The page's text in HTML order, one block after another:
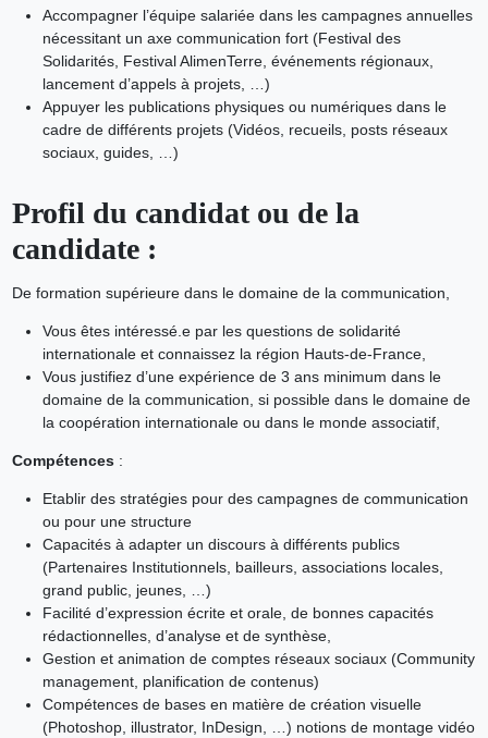
Accompagner l’équipe salariée dans les campagnes annuelles
nécessitant un axe communication fort (Festival des
Solidarités, Festival AlimenTerre, événements régionaux,
lancement d’appels à projets, …)
Appuyer les publications physiques ou numériques dans le
cadre de différents projets (Vidéos, recueils, posts réseaux
sociaux, guides, …)
Profil du candidat ou de la
candidate :
De formation supérieure dans le domaine de la communication,
Vous êtes intéressé.e par les questions de solidarité
internationale et connaissez la région Hauts-de-France,
Vous justifiez d’une expérience de 3 ans minimum dans le
domaine de la communication, si possible dans le domaine de
la coopération internationale ou dans le monde associatif,
Compétences :
Etablir des stratégies pour des campagnes de communication
ou pour une structure
Capacités à adapter un discours à différents publics
(Partenaires Institutionnels, bailleurs, associations locales,
grand public, jeunes, …)
Facilité d’expression écrite et orale, de bonnes capacités
rédactionnelles, d’analyse et de synthèse,
Gestion et animation de comptes réseaux sociaux (Community
management, planification de contenus)
Compétences de bases en matière de création visuelle
(Photoshop, illustrator, InDesign, …) notions de montage vidéo